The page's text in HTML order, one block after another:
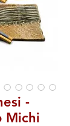
-
Michi